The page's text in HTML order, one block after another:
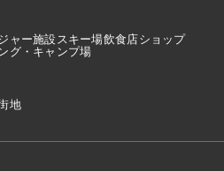
ャー施設スキー場飲食店ショップ
グ・キャンプ場
地